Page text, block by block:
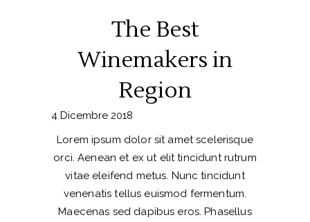
The Best
Winemakers in
Region
4 Dicembre 2018
Lorem ipsum dolor sit amet scelerisque
orci. Aenean et ex ut elit tincidunt rutrum
vitae eleifend metus. Nunc tincidunt
venenatis tellus euismod fermentum.
Maecenas sed dapibus eros. Phasellus